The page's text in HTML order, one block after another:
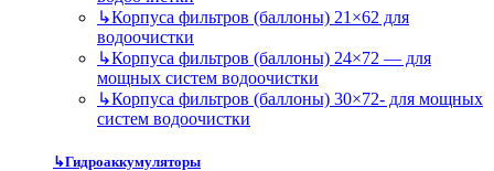
↳Корпуса фильтров (баллоны) 21×62 для
водоочистки
↳Корпуса фильтров (баллоны) 24×72 — для
мощных систем водоочистки
↳Корпуса фильтров (баллоны) 30×72- для мощных
систем водоочистки
↳Гидроаккумуляторы